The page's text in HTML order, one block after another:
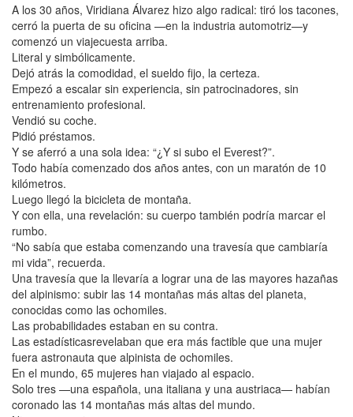
A los 30 años, Viridiana Álvarez hizo algo radical: tiró los tacones,
cerró la puerta de su oficina —en la industria automotriz—y
comenzó un viajecuesta arriba.
Literal y simbólicamente.
Dejó atrás la comodidad, el sueldo fijo, la certeza.
Empezó a escalar sin experiencia, sin patrocinadores, sin
entrenamiento profesional.
Vendió su coche.
Pidió préstamos.
Y se aferró a una sola idea: “¿Y si subo el Everest?”.
Todo había comenzado dos años antes, con un maratón de 10
kilómetros.
Luego llegó la bicicleta de montaña.
Y con ella, una revelación: su cuerpo también podría marcar el
rumbo.
“No sabía que estaba comenzando una travesía que cambiaría
mi vida”, recuerda.
Una travesía que la llevaría a lograr una de las mayores hazañas
del alpinismo: subir las 14 montañas más altas del planeta,
conocidas como las ochomiles.
Las probabilidades estaban en su contra.
Las estadísticasrevelaban que era más factible que una mujer
fuera astronauta que alpinista de ochomiles.
En el mundo, 65 mujeres han viajado al espacio.
Solo tres —una española, una italiana y una austriaca— habían
coronado las 14 montañas más altas del mundo.